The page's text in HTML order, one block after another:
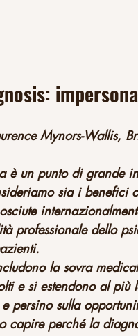
Mynors-Wallis,
è un punto di grande
sia i
professionale dello
la sovra
e si estendono al
persino sulla
capire perché la